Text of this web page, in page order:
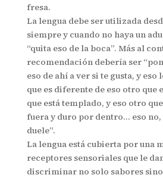
fresa.
La lengua debe ser utilizada
siempre y cuando no haya un
“quita eso de la boca”. Más al
recomendación debería ser
eso de ahí a ver si te gusta, y eso
que es diferente de eso otro que
que está templado, y eso otro
fuera y duro por dentro… eso no,
duele”.
La lengua está cubierta por una
receptores sensoriales que le
discriminar no solo sabores